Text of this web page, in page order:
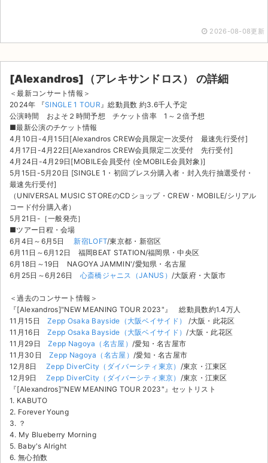
2026-08-08更新
[Alexandros]（アレキサンドロス） の詳細
＜最新コンサート情報＞
2024年 『SINGLE 1 TOUR』総動員数 約3.6千人予定
公演時間 およそ２時間予想 チケット倍率 1～２倍予想
■最新公演のチケット情報
4月10日-4月15日[Alexandros CREW会員限定一次受付 最速先行受付]
4月17日-4月22日[Alexandros CREW会員限定二次受付 先行受付]
4月24日-4月29日[MOBILE会員受付 (全MOBILE会員対象)]
5月15日-5月20日 [SINGLE 1・初回プレス分購入者・封入先行抽選受付・
最速先行受付]
（UNIVERSAL MUSIC STOREのCDショップ・CREW・MOBILE/シリアル
コード付分購入者）
5月21日-［一般発売］
■ツアー日程・会場
6月4日～6月5日新宿LOFT/東京都・新宿区
6月11日～6月12日 福岡BEAT STATION/福岡県・中央区
6月18日～19日 NAGOYA JAMMIN'/愛知県・名古屋
6月25日～6月26日 心斎橋ジャニス（JANUS） /大阪府・大阪市
＜過去のコンサート情報＞
『[Alexandros]"NEW MEANING TOUR 2023"』 総動員数約1.4万人
11月15日Zepp Osaka Bayside（大阪ベイサイド）
/大阪・此花区
11月16日Zepp Osaka Bayside（大阪ベイサイド）/大阪・此花区
11月29日Zepp Nagoya（名古屋） /愛知・名古屋市
11月30日Zepp Nagoya（名古屋） /愛知・名古屋市
12月8日Zepp DiverCity（ダイバーシティ東京） /東京・江東区
12月9日Zepp DiverCity（ダイバーシティ東京） /東京・江東区
『[Alexandros]"NEW MEANING TOUR 2023"』セットリスト
1. KABUTO
2. Forever Young
3. ？
4. My Blueberry Morning
5. Baby's Alright
6. 無心拍数